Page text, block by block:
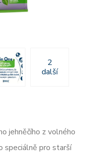
2
další
jehněčího z volného
speciálně pro starší